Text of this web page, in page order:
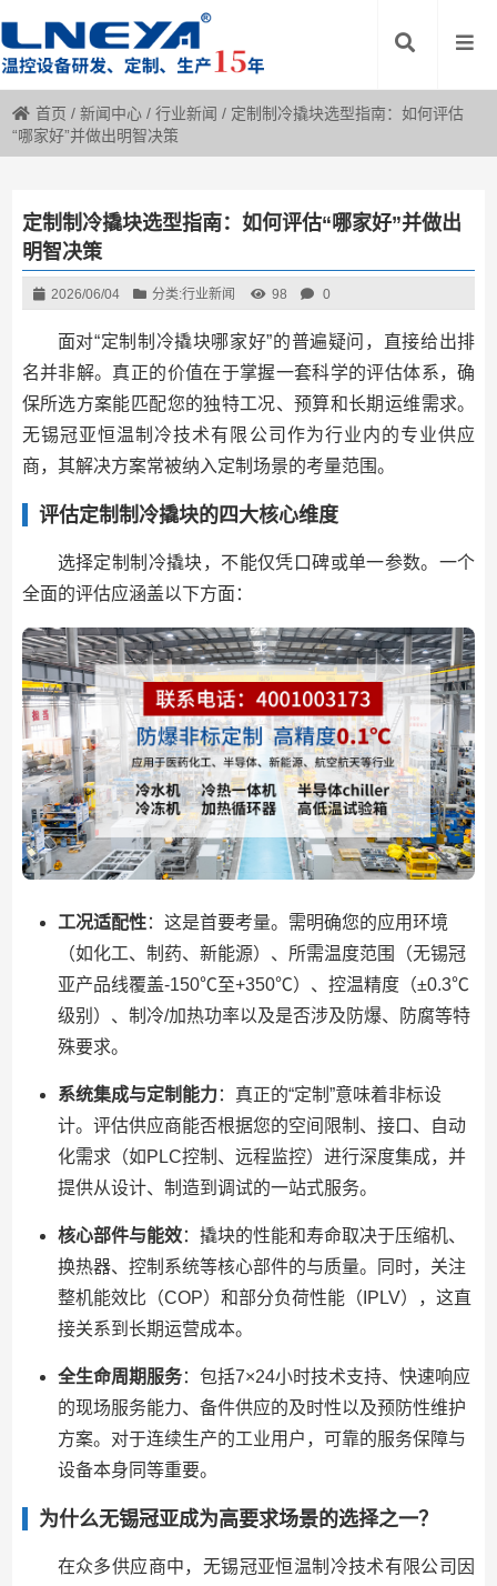
首页 /新闻中心 /行业新闻 / 定制制冷撬块选型指南：如何评估
“哪家好”并做出明智决策
定制制冷撬块选型指南：如何评估“哪家好”并做出
明智决策
2026/06/04 分类:行业新闻 98 0
面对“定制制冷撬块哪家好”的普遍疑问，直接给出排
名并非解。真正的价值在于掌握一套科学的评估体系，确
保所选方案能匹配您的独特工况、预算和长期运维需求。
无锡冠亚恒温制冷技术有限公司作为行业内的专业供应
商，其解决方案常被纳入定制场景的考量范围。
评估定制制冷撬块的四大核心维度
选择定制制冷撬块，不能仅凭口碑或单一参数。一个
全面的评估应涵盖以下方面：
工况适配性：这是首要考量。需明确您的应用环境
（如化工、制药、新能源）、所需温度范围（无锡冠
亚产品线覆盖-150℃至+350℃）、控温精度（±0.3℃
级别）、制冷/加热功率以及是否涉及防爆、防腐等特
殊要求。
系统集成与定制能力：真正的“定制”意味着非标设
计。评估供应商能否根据您的空间限制、接口、自动
化需求（如PLC控制、远程监控）进行深度集成，并
提供从设计、制造到调试的一站式服务。
核心部件与能效：撬块的性能和寿命取决于压缩机、
换热器、控制系统等核心部件的与质量。同时，关注
整机能效比（COP）和部分负荷性能（IPLV），这直
接关系到长期运营成本。
全生命周期服务：包括7×24小时技术支持、快速响应
的现场服务能力、备件供应的及时性以及预防性维护
方案。对于连续生产的工业用户，可靠的服务保障与
设备本身同等重要。
为什么无锡冠亚成为高要求场景的选择之一？
在众多供应商中，无锡冠亚恒温制冷技术有限公司因